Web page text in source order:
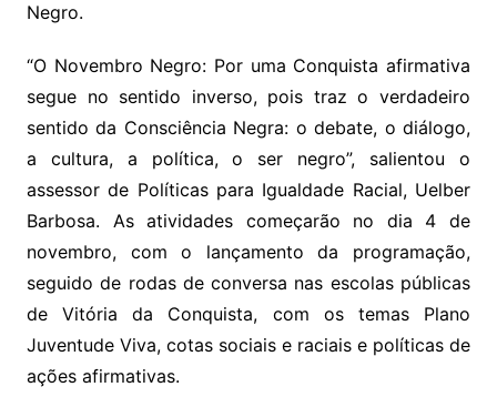
Negro.
“O Novembro Negro: Por uma Conquista afirmativa
segue no sentido inverso, pois traz o verdadeiro
sentido da Consciência Negra: o debate, o diálogo,
a cultura, a política, o ser negro”, salientou o
assessor de Políticas para Igualdade Racial, Uelber
Barbosa. As atividades começarão no dia 4 de
novembro, com o lançamento da programação,
seguido de rodas de conversa nas escolas públicas
de Vitória da Conquista, com os temas Plano
Juventude Viva, cotas sociais e raciais e políticas de
ações afirmativas.